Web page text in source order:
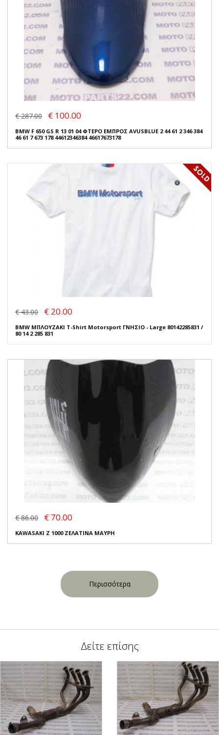
€ 287.00 € 100.00
BMW F 650 GS R 13 01 04 ΦΤΕΡΟ ΕΜΠΡΟΣ AVUSBLUE 2 44 61 2 346 384
46 61 7 673 178 44612346384 46617673178
€ 43.00 € 20.00
BMW ΜΠΛΟΥΖΑΚΙ T-Shirt Motorsport ΓΝΗΣΙΟ - Large 80142285831 /
80 14 2 285 831
€ 86.00 € 70.00
KAWASAKI Z 1000 ΖΕΛΑΤΙΝΑ ΜΑΥΡΗ
Περισσότερα
Δείτε επίσης